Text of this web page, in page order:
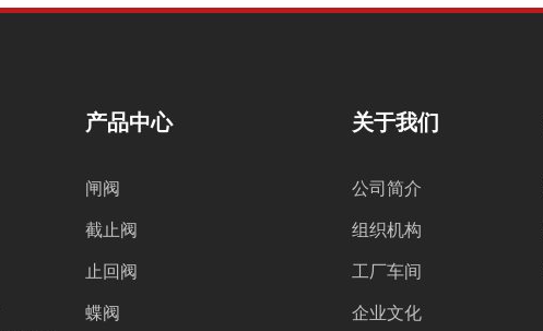
产品中心
闸阀
截止阀
止回阀
蝶阀
关于我们
公司简介
组织机构
工厂车间
企业文化